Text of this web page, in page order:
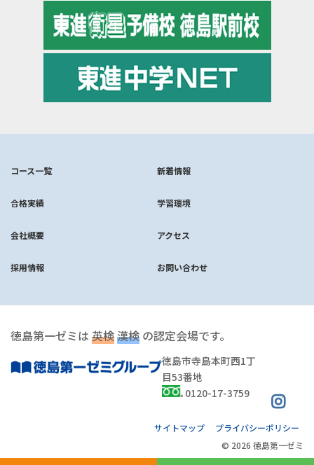
コース一覧 新着情報
合格実績 学習環境
会社概要 アクセス
採用情報 お問い合わせ
徳島第一ゼミは 英検漢検 の認定会場です。
徳島市寺島本町西1丁
目53番地
0120-17-3759
サイトマップ
プライバシーポリシー
© 2026 徳島第一ゼミ